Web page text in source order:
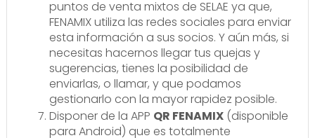
puntos de venta mixtos de SELAE ya que,
FENAMIX utiliza las redes sociales para enviar
esta información a sus socios. Y aún más, si
necesitas hacernos llegar tus quejas y
sugerencias, tienes la posibilidad de
enviarlas, o llamar, y que podamos
gestionarlo con la mayor rapidez posible.
Disponer de la APP QR FENAMIX(disponible
para Android) que es totalmente